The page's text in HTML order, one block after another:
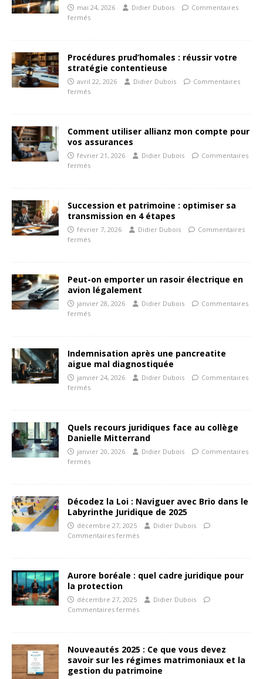
mai 24, 2026 Didier Dubois
Commentaires
fermés
Procédures prud’homales : réussir votre
stratégie contentieuse
avril 22, 2026 Didier Dubois
Commentaires
fermés
Comment utiliser allianz mon compte pour
vos assurances
février 21, 2026 Didier Dubois
Commentaires
fermés
Succession et patrimoine : optimiser sa
transmission en 4 étapes
février 7, 2026 Didier Dubois
Commentaires
fermés
Peut-on emporter un rasoir électrique en
avion légalement
janvier 28, 2026 Didier Dubois
Commentaires
fermés
Indemnisation après une pancreatite
aigue mal diagnostiquée
janvier 24, 2026 Didier Dubois
Commentaires
fermés
Quels recours juridiques face au collège
Danielle Mitterrand
janvier 20, 2026 Didier Dubois
Commentaires
fermés
Décodez la Loi : Naviguer avec Brio dans le
Labyrinthe Juridique de 2025
décembre 27, 2025
Didier Dubois
Commentaires fermés
Aurore boréale : quel cadre juridique pour
la protection
décembre 27, 2025
Didier Dubois
Commentaires fermés
Nouveautés 2025 : Ce que vous devez
savoir sur les régimes matrimoniaux et la
gestion du patrimoine